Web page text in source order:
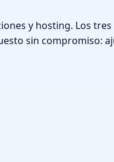
y hosting. Los tres
sin compromiso: